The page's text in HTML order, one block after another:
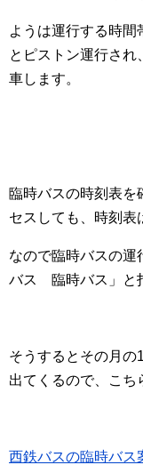
ようは運行する時間
とピストン運行され
車します。
臨時バスの時刻表を
セスしても、時刻表
なので臨時バスの運
バス 臨時バス」と
そうするとその月の
出てくるので、こち
西鉄バスの臨時バス